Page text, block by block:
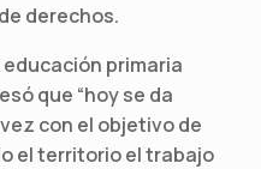
derechos.
primaria
que “hoy se da
con el objetivo de
el territorio el trabajo